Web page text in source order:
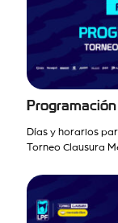
Días y horarios
Torneo Clausura